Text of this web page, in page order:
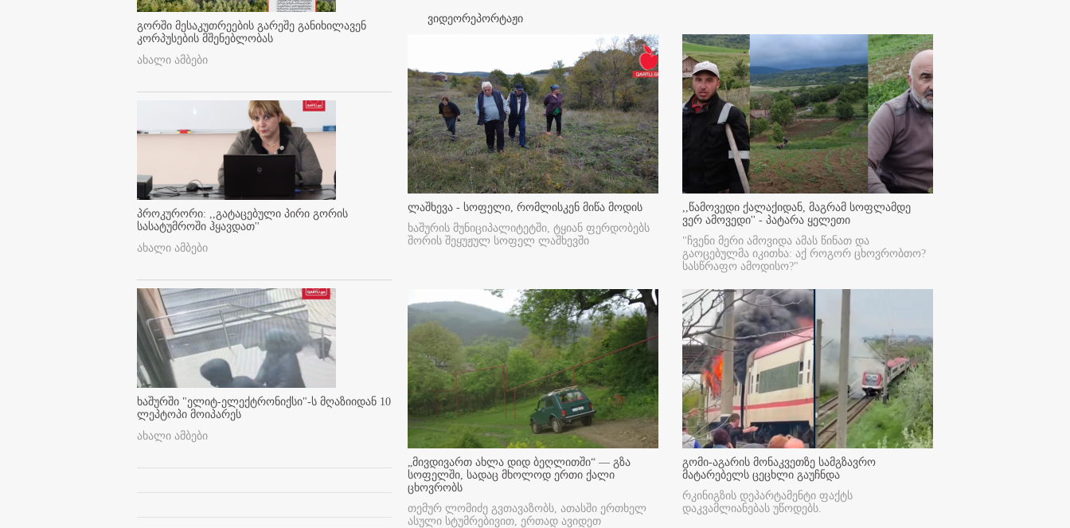
გორში მესაკუთრეების გარეშე განიხილავენ
კორპუსების მშენებლობას
ახალი ამბები
პროკურორი: ,,გატაცებული პირი გორის
სასატუმროში ჰყავდათ''
ახალი ამბები
ხაშურში "ელიტ-ელექტრონიქსი"-ს მღაზიიდან 10
ლეპტოპი მოიპარეს
ახალი ამბები
ვიდეორეპორტაჟი
ლაშხევა - სოფელი, რომლისკენ მიწა მოდის
ხაშურის მუნიციპალიტეტში, ტყიან ფერდობებს
შორის შეყუჟულ სოფელ ლაშხევში
,,წამოვედი ქალაქიდან, მაგრამ სოფლამდე
ვერ ამოვედი'' - პატარა ყელეთი
"ჩვენი მერი ამოვიდა ამას წინათ და
გაოცებულმა იკითხა: აქ როგორ ცხოვრობთო?
სასწრაფო ამოდისო?"
„მივდივართ ახლა დიდ ბეღლითში“ — გზა
სოფელში, სადაც მხოლოდ ერთი ქალი
ცხოვრობს
თემურ ლომიძე გვთავაზობს, ათასში ერთხელ
ასული სტუმრებივით, ერთად ავიდეთ
გომი-აგარის მონაკვეთზე სამგზავრო
მატარებელს ცეცხლი გაუჩნდა
რკინიგზის დეპარტამენტი ფაქტს
დაკვამლიანებას უწოდებს.